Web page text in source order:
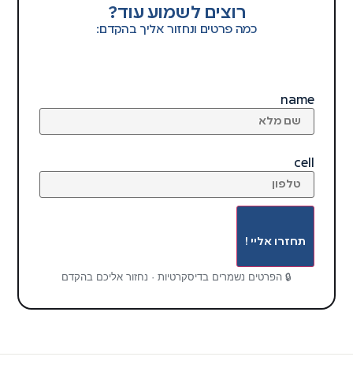
רוצים לשמוע עוד?
כמה פרטים ונחזור אליך בהקדם:
name
cell
תחזרו אליי !
🔒 הפרטים נשמרים בדיסקרטיות · נחזור אליכם בהקדם